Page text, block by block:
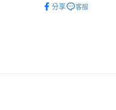
每筆NT$80，滿
分享
客服